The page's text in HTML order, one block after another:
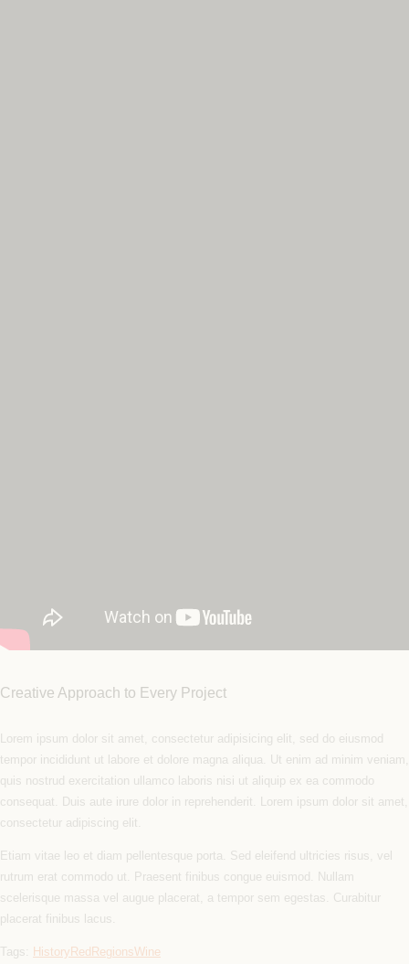
Creative Approach to Every Project
Lorem ipsum dolor sit amet, consectetur adipisicing elit, sed do eiusmod
tempor incididunt ut labore et dolore magna aliqua. Ut enim ad minim veniam,
quis nostrud exercitation ullamco laboris nisi ut aliquip ex ea commodo
consequat. Duis aute irure dolor in reprehenderit. Lorem ipsum dolor sit amet,
consectetur adipiscing elit.
Etiam vitae leo et diam pellentesque porta. Sed eleifend ultricies risus, vel
rutrum erat commodo ut. Praesent finibus congue euismod. Nullam
scelerisque massa vel augue placerat, a tempor sem egestas. Curabitur
placerat finibus lacus.
Tags: History Red RegionsWine